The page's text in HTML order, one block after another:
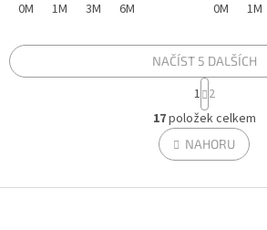
0M
1M 3M 6M
0M
1M
O
v
l
á
NAČÍST 5 DALŠÍCH
S
t
r
á
n
k
v
1 2
17položek celkem
NAHORU